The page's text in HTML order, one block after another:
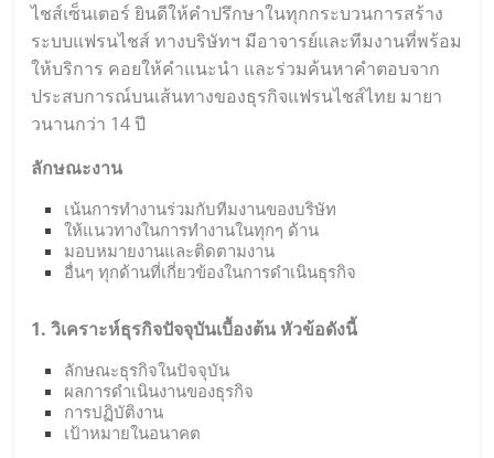
ไชส์เซ็นเตอร์ ยินดีให้คำปรึกษาในทุกกระบวนการสร้าง
ระบบแฟรนไชส์ ทางบริษัทฯ มีอาจารย์และทีมงานที่พร้อม
ให้บริการ คอยให้คำแนะนำ และร่วมค้นหาคำตอบจาก
ประสบการณ์บนเส้นทางของธุรกิจแฟรนไชส์ไทย มายา
วนานกว่า 14 ปี
ลักษณะงาน
เน้นการทำงานร่วมกับทีมงานของบริษัท
ให้แนวทางในการทำงานในทุกๆ ด้าน
มอบหมายงานและติดตามงาน
อื่นๆ ทุกด้านที่เกี่ยวข้องในการดำเนินธุรกิจ
1. วิเคราะห์ธุรกิจปัจจุบันเบื้องต้น หัวข้อดังนี้
ลักษณะธุรกิจในปัจจุบัน
ผลการดำเนินงานของธุรกิจ
การปฏิบัติงาน
เป้าหมายในอนาคต